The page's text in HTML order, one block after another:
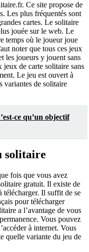
Ce site propose de
Les plus fréquentés sont
cartes. Le solitaire
jouée sur le web. Le
temps où le joueur joue
noter que tous ces jeux
les joueurs y jouent sans
de carte solitaire sans
Le jeu est ouvert à
variantes de solitaire
ce qu’un objectif
solitaire
fois que vous avez
gratuit. Il existe de
télécharger. Il suffit de se
pour télécharger
a l’avantage de vous
Vous pouvez
à internet. Vous
quelle variante du jeu de